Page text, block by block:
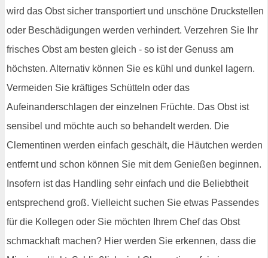
wird das Obst sicher transportiert und unschöne Druckstellen
oder Beschädigungen werden verhindert. Verzehren Sie Ihr
frisches Obst am besten gleich - so ist der Genuss am
höchsten. Alternativ können Sie es kühl und dunkel lagern.
Vermeiden Sie kräftiges Schütteln oder das
Aufeinanderschlagen der einzelnen Früchte. Das Obst ist
sensibel und möchte auch so behandelt werden. Die
Clementinen werden einfach geschält, die Häutchen werden
entfernt und schon können Sie mit dem Genießen beginnen.
Insofern ist das Handling sehr einfach und die Beliebtheit
entsprechend groß. Vielleicht suchen Sie etwas Passendes
für die Kollegen oder Sie möchten Ihrem Chef das Obst
schmackhaft machen? Hier werden Sie erkennen, dass die